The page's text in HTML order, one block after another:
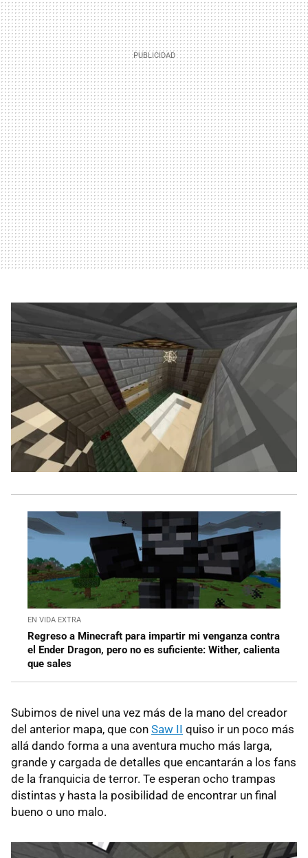
EN VIDA EXTRA
Regreso a Minecraft para impartir mi venganza contra
el Ender Dragon, pero no es suficiente: Wither, calienta
que sales
Subimos de nivel una vez más de la mano del creador
del anterior mapa, que con Saw II quiso ir un poco más
allá dando forma a una aventura mucho más larga,
grande y cargada de detalles que encantarán a los fans
de la franquicia de terror. Te esperan ocho trampas
distintas y hasta la posibilidad de encontrar un final
bueno o uno malo.